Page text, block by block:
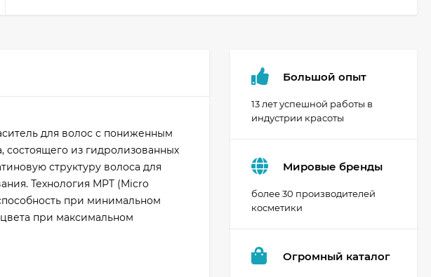
для волос с пониженным
из гидролизованных
структуру волоса для
Технология MPT (Micro
при минимальном
цвета при максимальном
Большой опыт
13 лет успешной работы в
индустрии красоты
Мировые бренды
более 30 производителей
косметики
Огромный каталог